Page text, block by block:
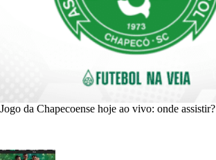
Jogo da Chapecoense hoje ao vivo: onde assistir?